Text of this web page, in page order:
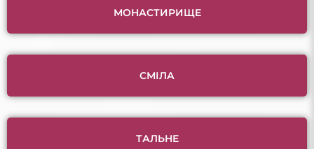
МОНАСТИРИЩЕ
СМІЛА
ТАЛЬНЕ